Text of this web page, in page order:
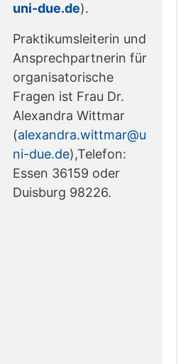
uni-due.de).
Praktikumsleiterin und
Ansprechpartnerin für
organisatorische
Fragen ist Frau Dr.
Alexandra Wittmar
(alexandra.wittmar@u
ni-due.de),Telefon:
Essen 36159 oder
Duisburg 98226.